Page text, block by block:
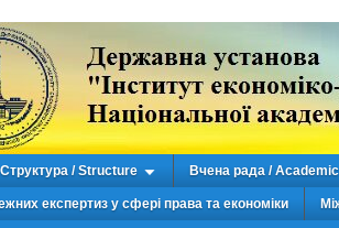
Структура / Structure Вчена рада /
експертиз у сфері права та економіки